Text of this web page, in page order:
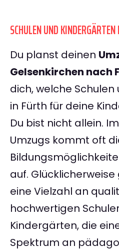
SCHULEN UND
Du planst deinen
Gelsenkirchen nach
dich, welche
in Fürth für deine
Du bist nicht allein.
Umzugs kommt oft
auf.
eine Vielzahl an
hochwertigen
Kindergärten, die
Spektrum an